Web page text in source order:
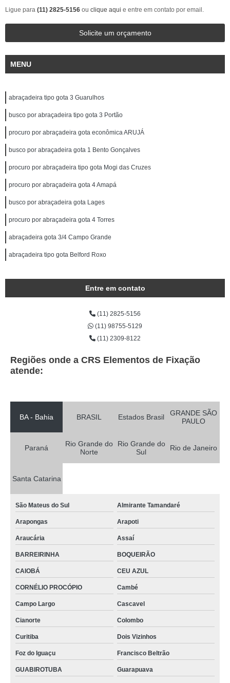
Ligue para (11) 2825-5156 ou clique aqui e entre em contato por email.
Solicite um orçamento
MENU
abraçadeira tipo gota 3 Guarulhos
busco por abraçadeira tipo gota 3 Portão
procuro por abraçadeira gota econômica ARUJÁ
busco por abraçadeira gota 1 Bento Gonçalves
procuro por abraçadeira tipo gota Mogi das Cruzes
procuro por abraçadeira gota 4 Amapá
busco por abraçadeira gota Lages
procuro por abraçadeira gota 4 Torres
abraçadeira gota 3/4 Campo Grande
abraçadeira tipo gota Belford Roxo
Entre em contato
(11) 2825-5156
(11) 98755-5129
(11) 2309-8122
Regiões onde a CRS Elementos de Fixação
atende:
BA - Bahia BRASIL Estados Brasil
GRANDE SÃO
PAULO
Paraná
Rio Grande do
Norte
Rio Grande do
Sul
Rio de Janeiro
Santa Catarina
São Mateus do Sul Almirante Tamandaré
Arapongas Arapoti
Araucária Assaí
BARREIRINHA BOQUEIRÃO
CAIOBÁ CEU AZUL
CORNÉLIO PROCÓPIO Cambé
Campo Largo Cascavel
Cianorte Colombo
Curitiba Dois Vizinhos
Foz do Iguaçu Francisco Beltrão
GUABIROTUBA Guarapuava